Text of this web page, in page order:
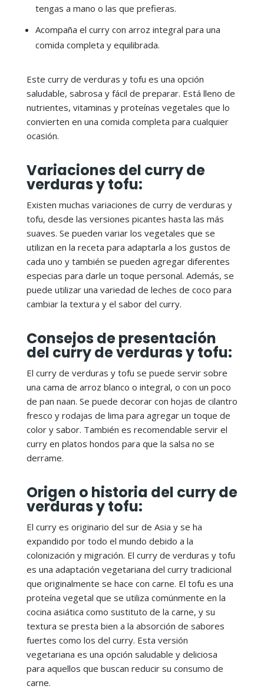
tengas a mano o las que prefieras.
Acompaña el curry con arroz integral para una
comida completa y equilibrada.
Este curry de verduras y tofu es una opción
saludable, sabrosa y fácil de preparar. Está lleno de
nutrientes, vitaminas y proteínas vegetales que lo
convierten en una comida completa para cualquier
ocasión.
Variaciones del curry de
verduras y tofu:
Existen muchas variaciones de curry de verduras y
tofu, desde las versiones picantes hasta las más
suaves. Se pueden variar los vegetales que se
utilizan en la receta para adaptarla a los gustos de
cada uno y también se pueden agregar diferentes
especias para darle un toque personal. Además, se
puede utilizar una variedad de leches de coco para
cambiar la textura y el sabor del curry.
Consejos de presentación
del curry de verduras y tofu:
El curry de verduras y tofu se puede servir sobre
una cama de arroz blanco o integral, o con un poco
de pan naan. Se puede decorar con hojas de cilantro
fresco y rodajas de lima para agregar un toque de
color y sabor. También es recomendable servir el
curry en platos hondos para que la salsa no se
derrame.
Origen o historia del curry de
verduras y tofu:
El curry es originario del sur de Asia y se ha
expandido por todo el mundo debido a la
colonización y migración. El curry de verduras y tofu
es una adaptación vegetariana del curry tradicional
que originalmente se hace con carne. El tofu es una
proteína vegetal que se utiliza comúnmente en la
cocina asiática como sustituto de la carne, y su
textura se presta bien a la absorción de sabores
fuertes como los del curry. Esta versión
vegetariana es una opción saludable y deliciosa
para aquellos que buscan reducir su consumo de
carne.